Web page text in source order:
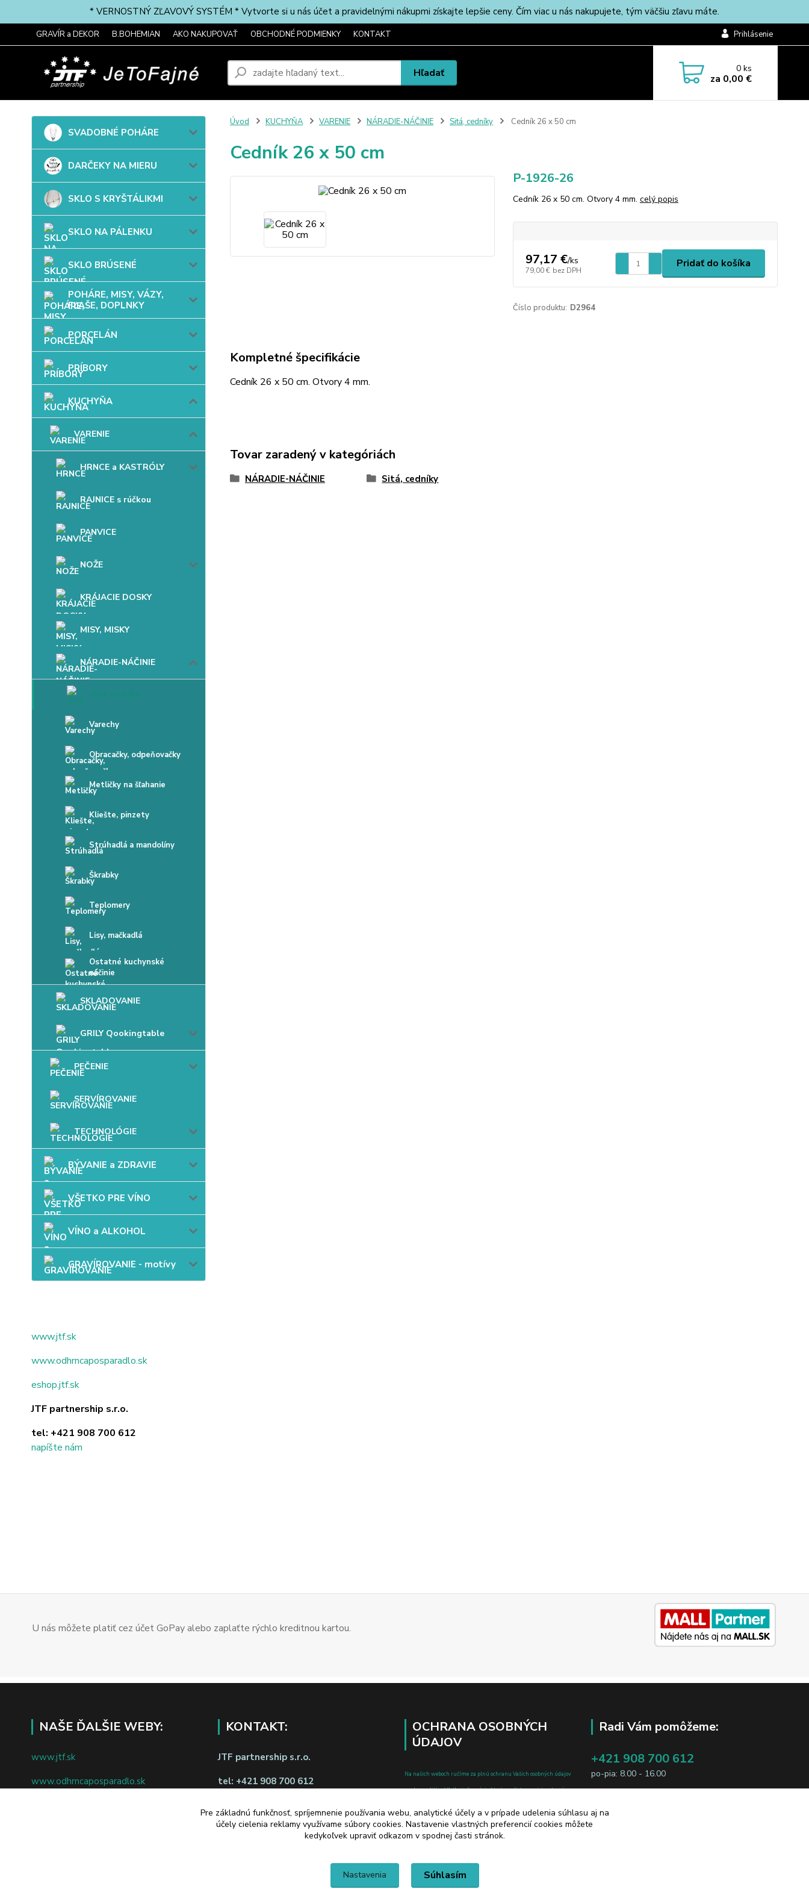
* VERNOSTNÝ ZĽAVOVÝ SYSTÉM * Vytvorte si u nás účet a pravidelnými nákupmi získajte lepšie ceny. Čím viac u nás nakupujete, tým väčšiu zľavu máte.
GRAVÍR a DEKOR B.BOHEMIAN AKO NAKUPOVAŤ OBCHODNÉ PODMIENKY KONTAKT Prihlásenie
Hľadať 0ks
za 0,00 €
SVADOBNÉ POHÁRE
DARČEKY NA MIERU
SKLO S KRYŠTÁLIKMI
SKLO NA PÁLENKU
SKLO BRÚSENÉ
POHÁRE, MISY, VÁZY,
FĽAŠE, DOPLNKY
PORCELÁN
PRÍBORY
KUCHYŇA
VARENIE
HRNCE a KASTRÓLY
RAJNICE s rúčkou
PANVICE
NOŽE
KRÁJACIE DOSKY
MISY, MISKY
NÁRADIE-NÁČINIE
Varechy
Obracačky, odpeňovačky
Metličky na šľahanie
Kliešte, pinzety
Strúhadlá a mandolíny
Škrabky
Teplomery
Lisy, mačkadlá
Ostatné kuchynské
náčinie
SKLADOVANIE
GRILY Qookingtable
PEČENIE
SERVÍROVANIE
TECHNOLÓGIE
BÝVANIE a ZDRAVIE
VŠETKO PRE VÍNO
VÍNO a ALKOHOL
GRAVÍROVANIE - motívy
www.jtf.sk
www.odhrncaposparadlo.sk
eshop.jtf.sk
JTF partnership s.r.o.
tel: +421 908 700 612
napíšte nám
Úvod KUCHYŇA VARENIE NÁRADIE-NÁČINIE Sitá, cedníky Cedník 26 x 50 cm
Cedník 26 x 50 cm
P-1926-26
Cedník 26 x 50 cm. Otvory 4 mm. celý popis
97,17 €/ks
79,00 € bez DPH
Pridať do košíka
Číslo produktu: D2964
Kompletné špecifikácie
Cedník 26 x 50 cm. Otvory 4 mm.
Tovar zaradený v kategóriách
NÁRADIE-NÁČINIE Sitá, cedníky
U nás môžete platiť cez účet GoPay alebo zaplaťte rýchlo kreditnou kartou.
NAŠE ĎALŠIE WEBY:
www.jtf.sk
www.odhrncaposparadlo.sk
KONTAKT:
JTF partnership s.r.o.
tel: +421 908 700 612
napíšte nám
Odstúpiť od zmluvy tu
OCHRANA OSOBNÝCH
ÚDAJOV
Na našich weboch ručíme za plnú ochranu Vašich osobných údajov
pred zneužitím. Všetky informácie, ktoré uvediete o svojej osobe, sú
a o zmene a doplnení niektorých zákonov.
Radi Vám pomôžeme:
+421 908 700 612
po-pia: 8.00 - 16.00
Pre základnú funkčnosť, spríjemnenie používania webu, analytické účely a v prípade udelenia súhlasu aj na
účely cielenia reklamy využívame súbory cookies. Nastavenie vlastných preferencií cookies môžete
kedykoľvek upraviť odkazom v spodnej časti stránok.
Nastavenia Súhlasím